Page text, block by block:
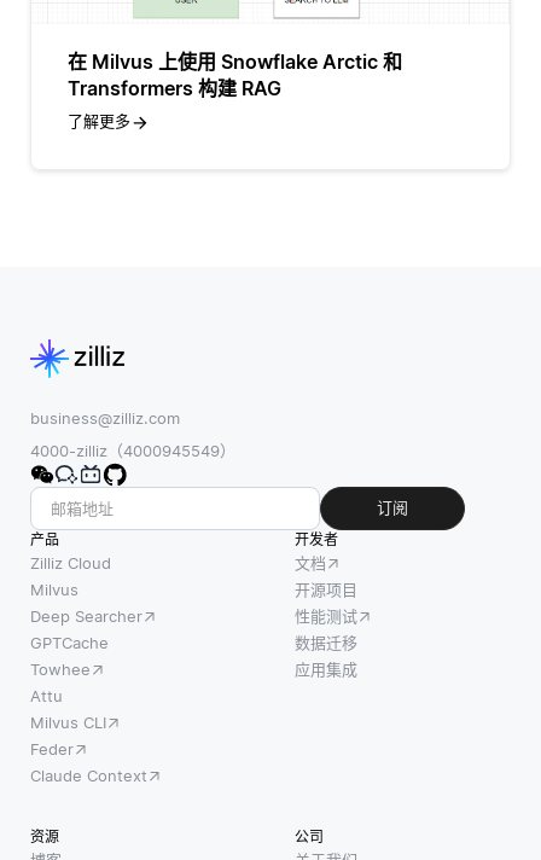
在 Milvus 上使用 Snowflake Arctic 和
Transformers 构建 RAG
了解更多
business@zilliz.com
4000-zilliz（4000945549）
订阅
产品
Zilliz Cloud
Milvus
Deep Searcher
GPTCache
Towhee
Attu
Milvus CLI
Feder
Claude Context
开发者
文档
开源项目
性能测试
数据迁移
应用集成
资源 公司